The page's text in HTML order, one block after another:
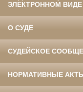
ЭЛЕКТРОННОМ ВИДЕ
О СУДЕ
СУДЕЙСКОЕ
НОРМАТИВНЫЕ